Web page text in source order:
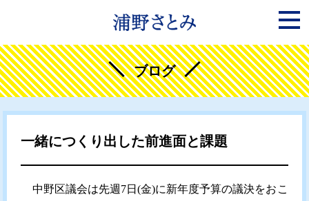
ブログ
一緒につくり出した前進面と課題
中野区議会は先週7日(金)に新年度予算の議決をおこ